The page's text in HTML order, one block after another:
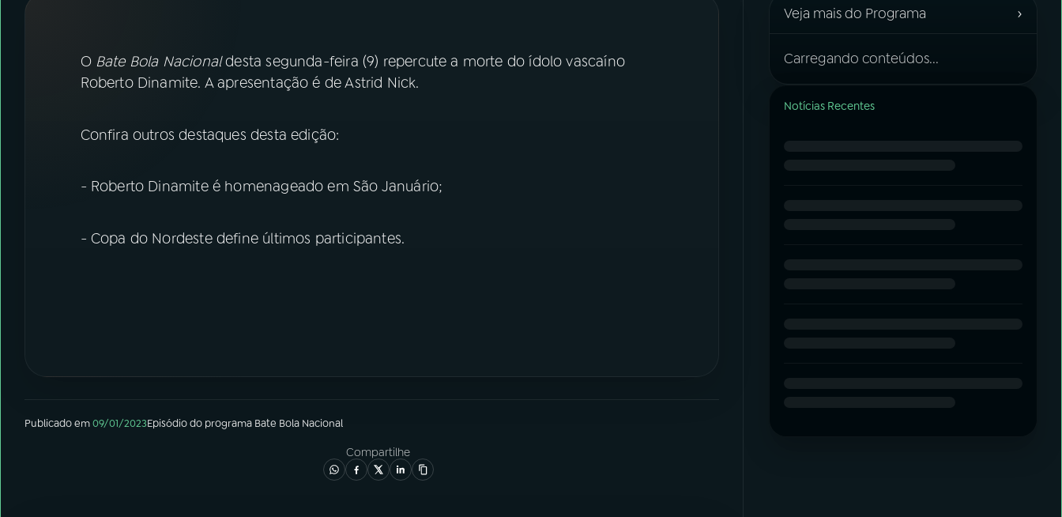
YouTube Facebook
OBate Bola Nacionaldesta segunda-feira (9) repercute a morte do ídolo vascaíno
Roberto Dinamite. A apresentação é de Astrid Nick.
Confira outros destaques desta edição:
- Roberto Dinamite é homenageado em São Januário;
- Copa do Nordeste define últimos participantes.
Publicado em09/01/2023Episódiodo programa Bate Bola Nacional
Compartilhe
Veja mais do Programa ›
Carregando conteúdos...
Notícias Recentes